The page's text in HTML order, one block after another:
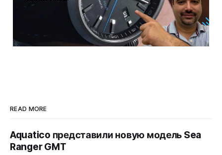
READ MORE
Aquatico представили новую модель Sea
Ranger GMT